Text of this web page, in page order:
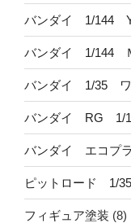
バンダイ 1/144
バンダイ 1/144
バンダイ 1/35 ワ
バンダイ RG 1/
バンダイ エコプ
ピットロード 1/
フィギュア塗装 (8)